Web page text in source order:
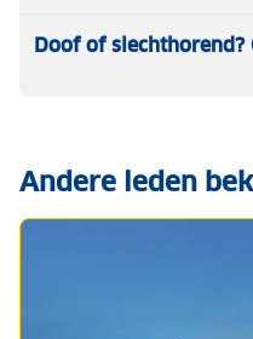
Doof of
Andere leden